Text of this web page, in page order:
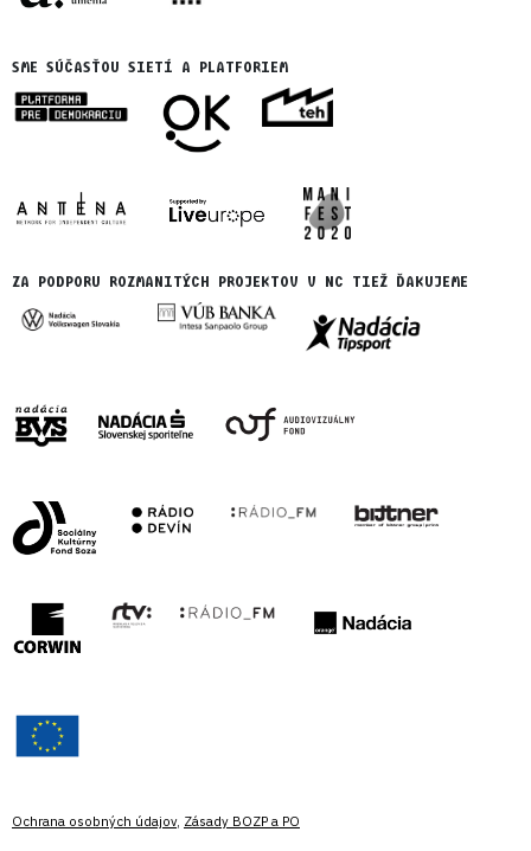
SME SÚČASŤOU SIETÍ A PLATFORIEM
ZA PODPORU ROZMANITÝCH PROJEKTOV V NC TIEŽ ĎAKUJEME
Ochrana osobných údajov, Zásady BOZP a PO